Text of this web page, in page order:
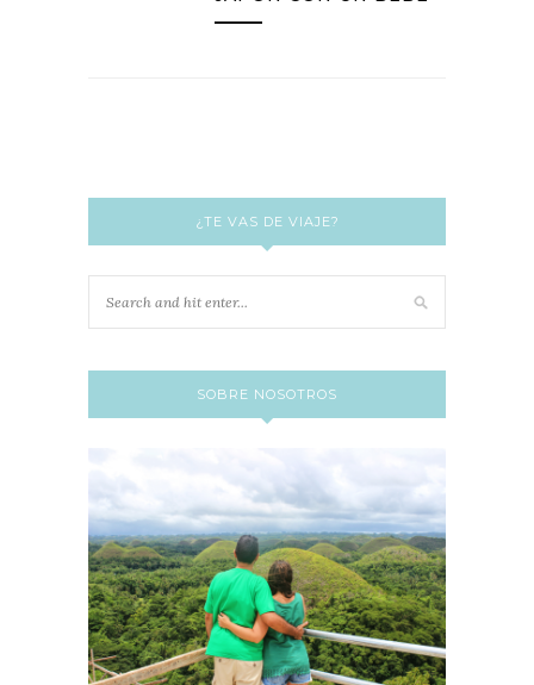
¿TE VAS DE VIAJE?
SOBRE NOSOTROS